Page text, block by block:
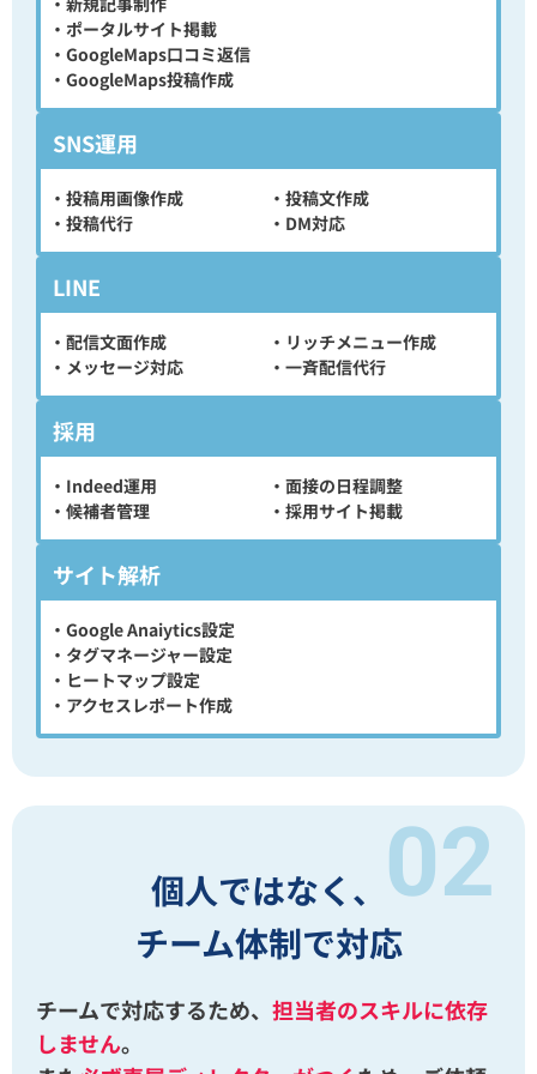
・ポータルサイト掲載
・GoogleMaps口コミ返信
・GoogleMaps投稿作成
SNS運用
・投稿用画像作成
・投稿文作成
・投稿代行
・DM対応
LINE
・配信文面作成
・リッチメニュー作成
・メッセージ対応
・一斉配信代行
採用
・Indeed運用
・面接の日程調整
・候補者管理
・採用サイト掲載
サイト解析
・Google Anaiytics設定
・タグマネージャー設定
・ヒートマップ設定
・アクセスレポート作成
個人ではなく、
チーム体制で対応
チームで対応するため、 担当者のスキルに依存
しません。